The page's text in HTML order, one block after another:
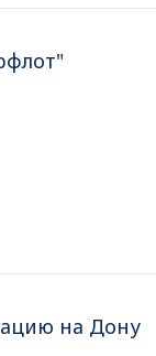
на Дону